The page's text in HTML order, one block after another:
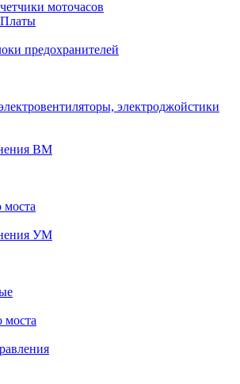
моточасов
предохранителей
электроджойстики
ВМ
УМ
моста